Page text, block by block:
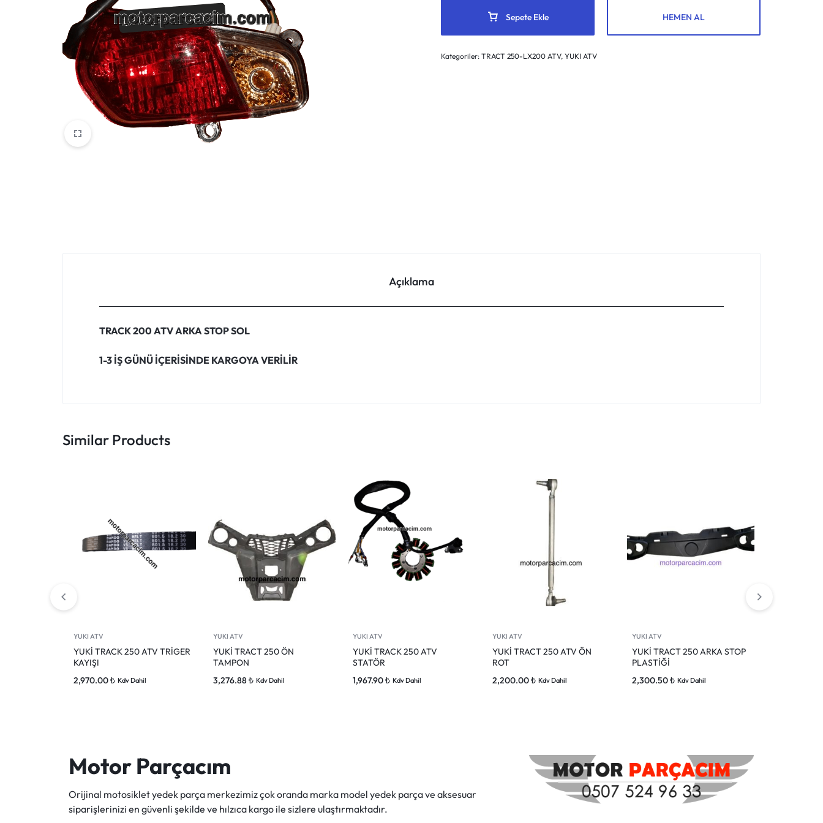
VOGE
YAMAHA
YUKI ATV
Genel
Sepete Ekle HEMEN AL
Kategoriler:TRACT 250-LX200 ATV,YUKI ATV
Açıklama
TRACK 200 ATV ARKA STOP SOL
1-3 İŞ GÜNÜ İÇERİSİNDE KARGOYA VERİLİR
Similar Products
YUKI ATV
YUKİ TRACK 250 ATV TRİGER
KAYIŞI
2,970.00₺ Kdv Dahil
YUKI ATV
YUKİ TRACT 250 ÖN
TAMPON
3,276.88₺ Kdv Dahil
YUKI ATV
YUKİ TRACK 250 ATV
STATÖR
1,967.90₺ Kdv Dahil
YUKI ATV
YUKİ TRACT 250 ATV ÖN
ROT
2,200.00₺ Kdv Dahil
YUKI ATV
YUKİ TRACT 250 ARKA STOP
PLASTİĞİ
2,300.50₺ Kdv Dahil
Motor Parçacım
Orijinal motosiklet yedek parça merkezimiz çok oranda marka model yedek parça ve aksesuar
siparişlerinizi en güvenli şekilde ve hılzıca kargo ile sizlere ulaştırmaktadır.